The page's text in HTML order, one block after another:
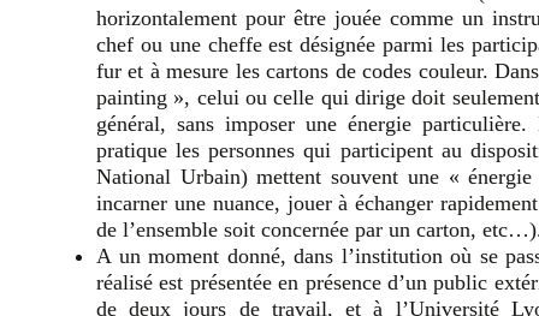
horizontalement pour être jouée comme un
chef ou une cheffe est désignée parmi les
fur et à mesure les cartons de codes couleur.
painting », celui ou celle qui dirige doit
général, sans imposer une énergie
pratique les personnes qui participent au
National Urbain) mettent souvent une «
incarner une nuance, jouer à échanger
de l’ensemble soit concernée par un carton,
A un moment donné, dans l’institution où se
réalisé est présentée en présence d’un public
de deux jours de travail, et à l’Université